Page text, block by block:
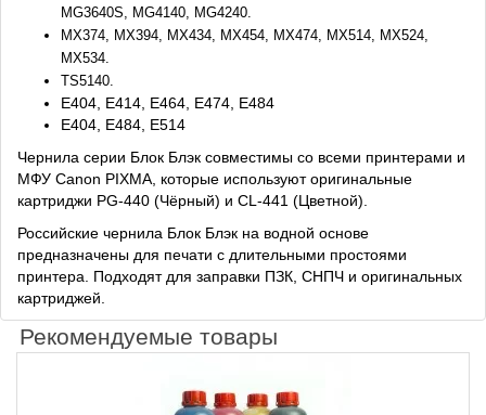
MG3640S, MG4140, MG4240.
MX374, MX394, MX434, MX454, MX474, MX514, MX524,
MX534.
TS5140.
E404, E414, E464, E474, E484
E404, E484, E514
Чернила серии Блок Блэк совместимы со всеми принтерами и
МФУ Canon PIXMA, которые используют оригинальные
картриджи PG-440 (Чёрный) и CL-441 (Цветной).
Российские чернила Блок Блэк на водной основе
предназначены для печати с длительными простоями
принтера. Подходят для заправки ПЗК, СНПЧ и оригинальных
картриджей.
Рекомендуемые товары